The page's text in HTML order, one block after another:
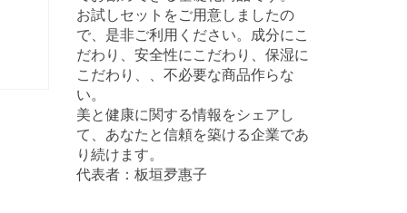
お試しセットをご用意しましたの
で、是非ご利用ください。成分にこ
だわり、安全性にこだわり、保湿に
こだわり、、不必要な商品作らな
い。
美と健康に関する情報をシェアし
て、あなたと信頼を築ける企業であ
り続けます。
代表者：板垣夛惠子